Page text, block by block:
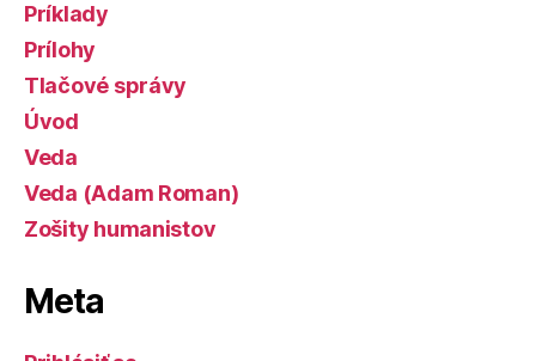
Príklady
Prílohy
Tlačové správy
Úvod
Veda
Veda (Adam Roman)
Zošity humanistov
Meta